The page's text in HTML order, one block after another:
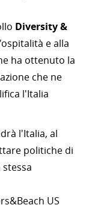
Diversity &
e alla
ha ottenuto la
che ne
l'Italia
l'Italia, al
politiche di
US